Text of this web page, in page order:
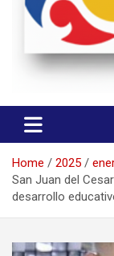
Gente
Home 2025
San Juan del
desarrollo